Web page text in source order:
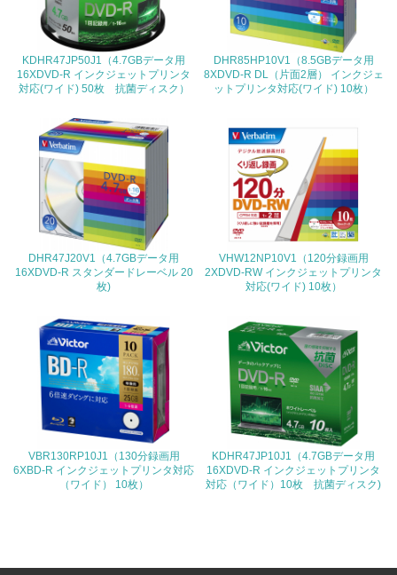
<L2> 購入している製品・サービスの量と種類を把握し、
具体的な目標や計画を立てている
包装・物流
非該当（包装・物流を必要とする業務を行っていない）
<L1> 環境負荷ができるだけ小さい包装・梱包を行ってい
る
<L2> 環境負荷ができるだけ小さい物流を行っている
非該当（化学物質を使用していない）
<L1> 化学物質の使用量及び外部（大気・水・土壌）への
排出量削減の取り組みを行っている
体的な削減目標や計画を立てている
KDHR47JP50J1（4.7GBデータ用
16XDVD-R インクジェットプリンタ
対応(ワイド) 50枚 抗菌ディスク）
DHR85HP10V1（8.5GBデータ用
8XDVD-R DL（片面2層） インクジェ
ットプリンタ対応(ワイド) 10枚）
DHR47J20V1（4.7GBデータ用
16XDVD-R スタンダードレーベル 20
枚)
VHW12NP10V1（120分録画用
2XDVD-RW インクジェットプリンタ
対応(ワイド) 10枚）
VBR130RP10J1（130分録画用
6XBD-R インクジェットプリンタ対応
（ワイド） 10枚）
KDHR47JP10J1（4.7GBデータ用
16XDVD-R インクジェットプリンタ
対応（ワイド）10枚 抗菌ディスク)